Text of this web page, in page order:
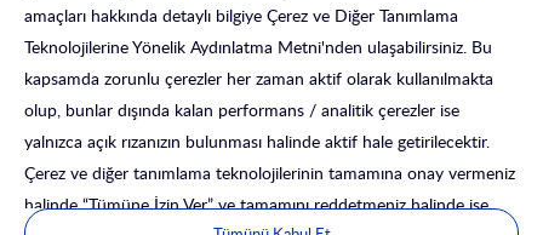
Satış Fiyatı 41.250 EUR
© 2025 İsLeasing. Tüm Hakları Saklıdır.
amaçları hakkında detaylı bilgiye Çerez ve Diğer Tanımlama
Teknolojilerine Yönelik Aydınlatma Metni'nden ulaşabilirsiniz. Bu
kapsamda zorunlu çerezler her zaman aktif olarak kullanılmakta
olup, bunlar dışında kalan performans / analitik çerezler ise
yalnızca açık rızanızın bulunması halinde aktif hale getirilecektir.
Çerez ve diğer tanımlama teknolojilerinin tamamına onay vermeniz
halinde “Tümüne İzin Ver” ve tamamını reddetmeniz halinde ise